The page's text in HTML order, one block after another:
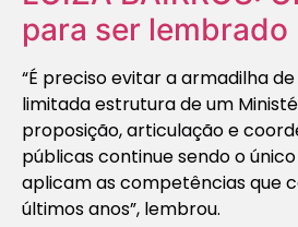
para ser lembrado
“É preciso evitar a armadilha
limitada estrutura de um
proposição, articulação e
públicas continue sendo o
aplicam as competências que
últimos anos”, lembrou.